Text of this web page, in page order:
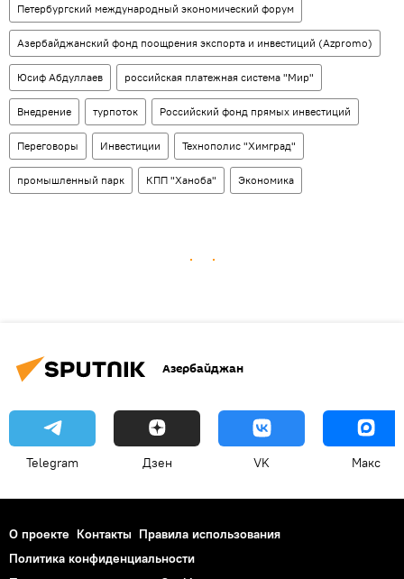
Петербургский международный экономический форум
Азербайджанский фонд поощрения экспорта и инвестиций (Azpromo)
Юсиф Абдуллаев российская платежная система "Мир"
Внедрение турпоток Российский фонд прямых инвестиций
Переговоры Инвестиции Технополис "Химград"
промышленный парк КПП "Ханоба" Экономика
Азербайджан
Telegram Дзен VK Макс
О проекте Контакты Правила использования
Политика конфиденциальности